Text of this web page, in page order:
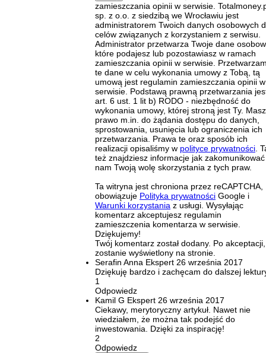
zamieszczania opinii w serwisie.
sp. z o.o. z siedzibą we Wrocławiu jest
administratorem Twoich danych osobowych
celów związanych z korzystaniem z serwisu.
Administrator przetwarza Twoje dane
które podajesz lub pozostawiasz w ramach
zamieszczania opinii w serwisie.
te dane w celu wykonania umowy z Tobą, tą
umową jest regulamin zamieszczania opinii w
serwisie. Podstawą prawną przetwarzania
art. 6 ust. 1 lit b) RODO - niezbędność do
wykonania umowy, której stroną jest Ty. Masz
prawo m.in. do żądania dostępu do danych,
sprostowania, usunięcia lub ograniczenia ich
przetwarzania. Prawa te oraz sposób ich
realizacji opisaliśmy w polityce prywatności .
też znajdziesz informacje jak zakomunikować
nam Twoją wolę skorzystania z tych praw.
Ta witryna jest chroniona przez reCAPTCHA,
obowiązuje Polityka prywatności Google i
Warunki korzystania z usługi. Wysyłając
komentarz akceptujesz regulamin
zamieszczenia komentarza w serwisie.
Dziękujemy!
Twój komentarz został dodany. Po akceptacji,
zostanie wyświetlony na stronie.
Serafin Anna Ekspert 26 września 2017
Dziękuję bardzo i zachęcam do dalszej
1
Odpowiedz
Kamil G Ekspert 26 września 2017
Ciekawy, merytoryczny artykuł. Nawet nie
wiedziałem, że można tak podejść do
inwestowania. Dzięki za inspirację!
2
Odpowiedz